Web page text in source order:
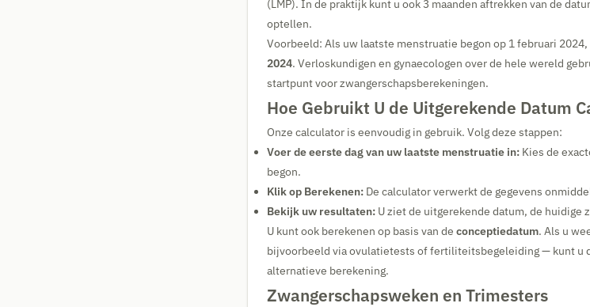
(LMP). In de praktijk kunt u ook 3 maanden aftrekken van de
optellen.
Voorbeeld: Als uw laatste menstruatie begon op 1 februari
2024. Verloskundigen en gynaecologen over de hele wereld
startpunt voor zwangerschapsberekeningen.
Hoe Gebruikt U de Uitgerekende Datum
Onze calculator is eenvoudig in gebruik. Volg deze stappen:
Voer de eerste dag van uw laatste menstruatie in: Kies de
begon.
Klik op Berekenen: De calculator verwerkt de gegevens
Bekijk uw resultaten: U ziet de uitgerekende datum, de huidige
U kunt ook berekenen op basis van de conceptiedatum. Als u
bijvoorbeeld via ovulatietests of fertiliteitsbegeleiding — kunt u
alternatieve berekening.
Zwangerschapsweken en Trimesters